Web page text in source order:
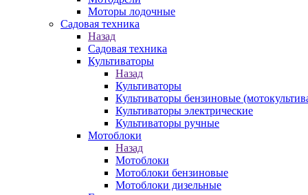
Моторы лодочные
Садовая техника
Назад
Садовая техника
Культиваторы
Назад
Культиваторы
Культиваторы бензиновые
Культиваторы электрические
Культиваторы ручные
Мотоблоки
Назад
Мотоблоки
Мотоблоки бензиновые
Мотоблоки дизельные